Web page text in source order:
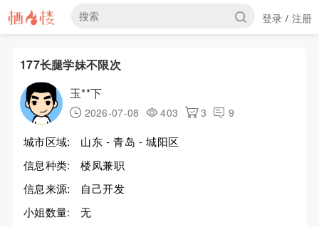
登录 / 注册
177长腿学妹不限次
玉**下
2026-07-08 403 3 9
城市区域:
山东 - 青岛 - 城阳区
信息种类:
楼凤兼职
信息来源:
自己开发
小姐数量:
无